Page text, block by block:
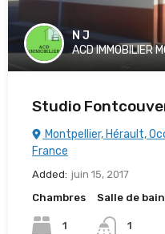
N J
ACD IMMOBILIER
Studio
Montpellier, Hérault,
France
Added: juin 15, 2017
Chambres
1
Salle de
1